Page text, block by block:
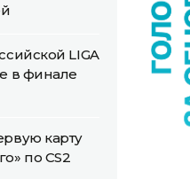
LIGA
в финале
карту
по CS2